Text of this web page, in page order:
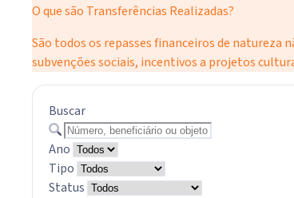
O que são Transferências Realizadas?
São todos os repasses financeiros de natureza
subvenções sociais, incentivos a projetos
Buscar
Ano
Tipo
Status